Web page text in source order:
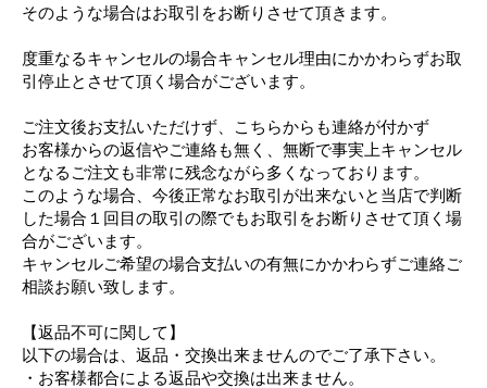
そのような場合はお取引をお断りさせて頂きます。
度重なるキャンセルの場合キャンセル理由にかかわらずお取
引停止とさせて頂く場合がございます。
ご注文後お支払いただけず、こちらからも連絡が付かず
お客様からの返信やご連絡も無く、無断で事実上キャンセル
となるご注文も非常に残念ながら多くなっております。
このような場合、今後正常なお取引が出来ないと当店で判断
した場合１回目の取引の際でもお取引をお断りさせて頂く場
合がございます。
キャンセルご希望の場合支払いの有無にかかわらずご連絡ご
相談お願い致します。
【返品不可に関して】
以下の場合は、返品・交換出来ませんのでご了承下さい。
・お客様都合による返品や交換は出来ません。